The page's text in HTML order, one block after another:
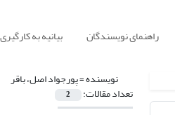
راهنمای نویسندگان بیانیه به
نویسنده =پورجواد اصل، باقر
تعداد مقالات: 2